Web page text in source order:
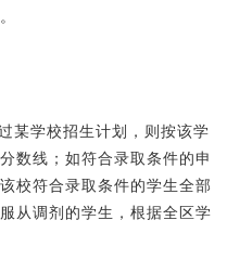
某学校招生计划，则按该学
数线；如符合录取条件的申
校符合录取条件的学生全部
从调剂的学生，根据全区学